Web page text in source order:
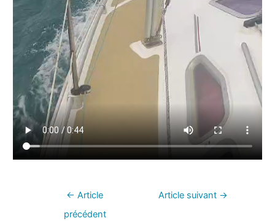
← Article
précédent
Article suivant →